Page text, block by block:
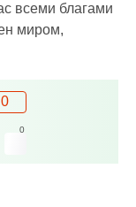
всеми благами
миром,
0
0